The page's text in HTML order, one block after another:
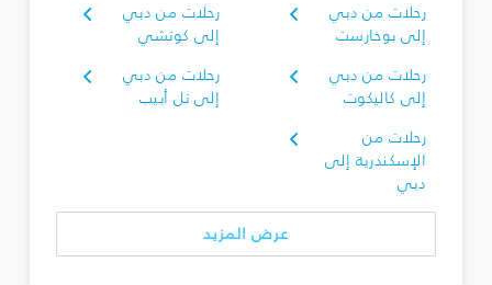
رحلات من دبي
إلى بوخارست
رحلات من دبي
إلى كوتشي
رحلات من دبي
إلى كاليكوت
رحلات من دبي
إلى تل أبيب
رحلات من
الإسكندرية إلى
دبي
عرض المزيد